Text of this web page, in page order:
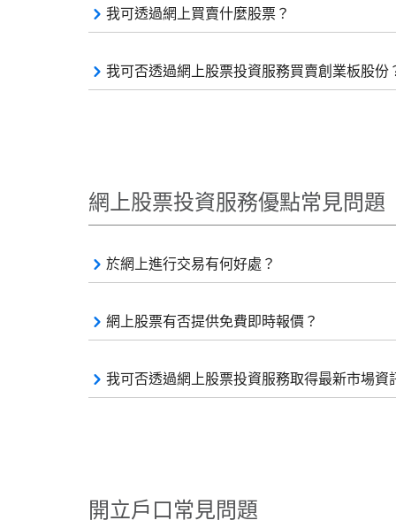
我可透過網上買賣什麼股票？
我可否透過網上股票投資服務買賣創業板股份
網上股票投資服務優點常見問題
於網上進行交易有何好處？
網上股票有否提供免費即時報價？
我可否透過網上股票投資服務取得最新市場資
開立戶口常見問題